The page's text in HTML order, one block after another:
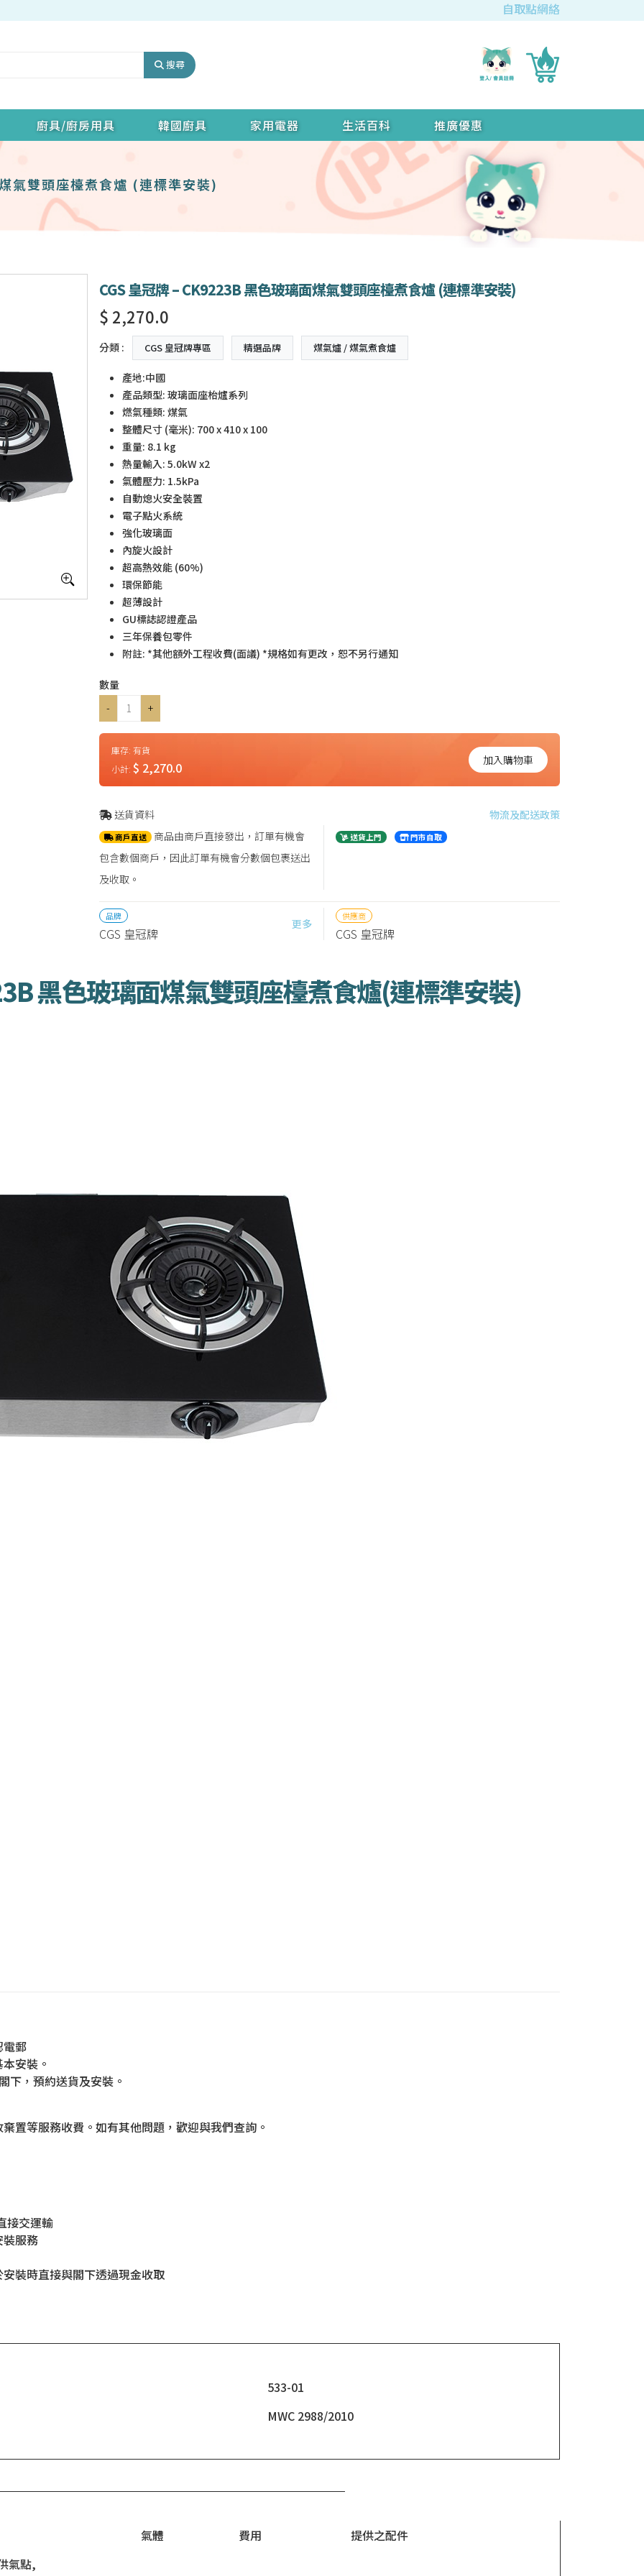
自取點網絡
搜尋
廚具/廚房用具 韓國廚具 家用電器 生活百科 推廣優惠
氣雙頭座檯煮食爐 (連標準安裝)
CGS 皇冠牌 – CK9223B 黑色玻璃面煤氣雙頭座檯煮食爐 (連標準安裝)
$ 2,270.0
分類 : CGS 皇冠牌專區 精選品牌 煤氣爐 / 煤氣煮食爐
產地:中國
產品類型: 玻璃面座枱爐系列
燃氣種類: 煤氣
整體尺寸 (毫米): 700 x 410 x 100
重量: 8.1 kg
熱量輸入: 5.0kW x2
氣體壓力: 1.5kPa
自動熄火安全裝置
電子點火系統
強化玻璃面
內旋火設計
超高熱效能 (60%)
環保節能
超薄設計
GU標誌認證產品
三年保養包零件
附註: *其他額外工程收費(面議) *規格如有更改，恕不另行通知
數量
-
+
庫存:有貨
小計:$ 2,270.0 加入購物車
送貨資料 物流及配送政策
商戶直送 商品由商戶直接發出，訂單有機會
包含數個商戶，因此訂單有機會分數個包裹送出
及收取。
送貨上門 門市自取
品牌
CGS 皇冠牌
更多
供應商
CGS 皇冠牌
黑色玻璃面煤氣雙頭座檯煮食爐(連標準安裝)
電郵
安裝。
下，預約送貨及安裝。
置等服務收費。如有其他問題，歡迎與我們查詢。
接交運輸
服務
裝時直接與閣下透過現金收取
533-01
MWC 2988/2010
氣體 費用
提供之配件
氣點,